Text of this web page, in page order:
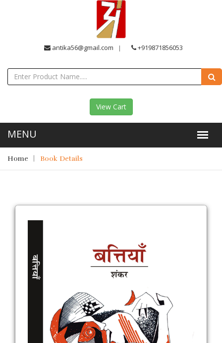
antika56@gmail.com +919871856053
View Cart
Home Book Details